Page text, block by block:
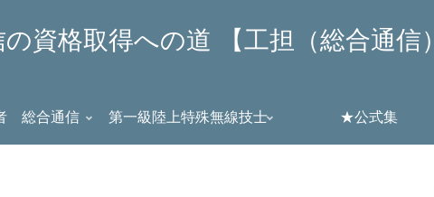
資格取得への道 【工担（総合通信
総合通信 第一級陸上特殊無線技士 ★公式集